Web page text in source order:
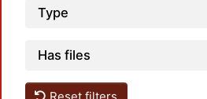
Type
Has files
Reset filters